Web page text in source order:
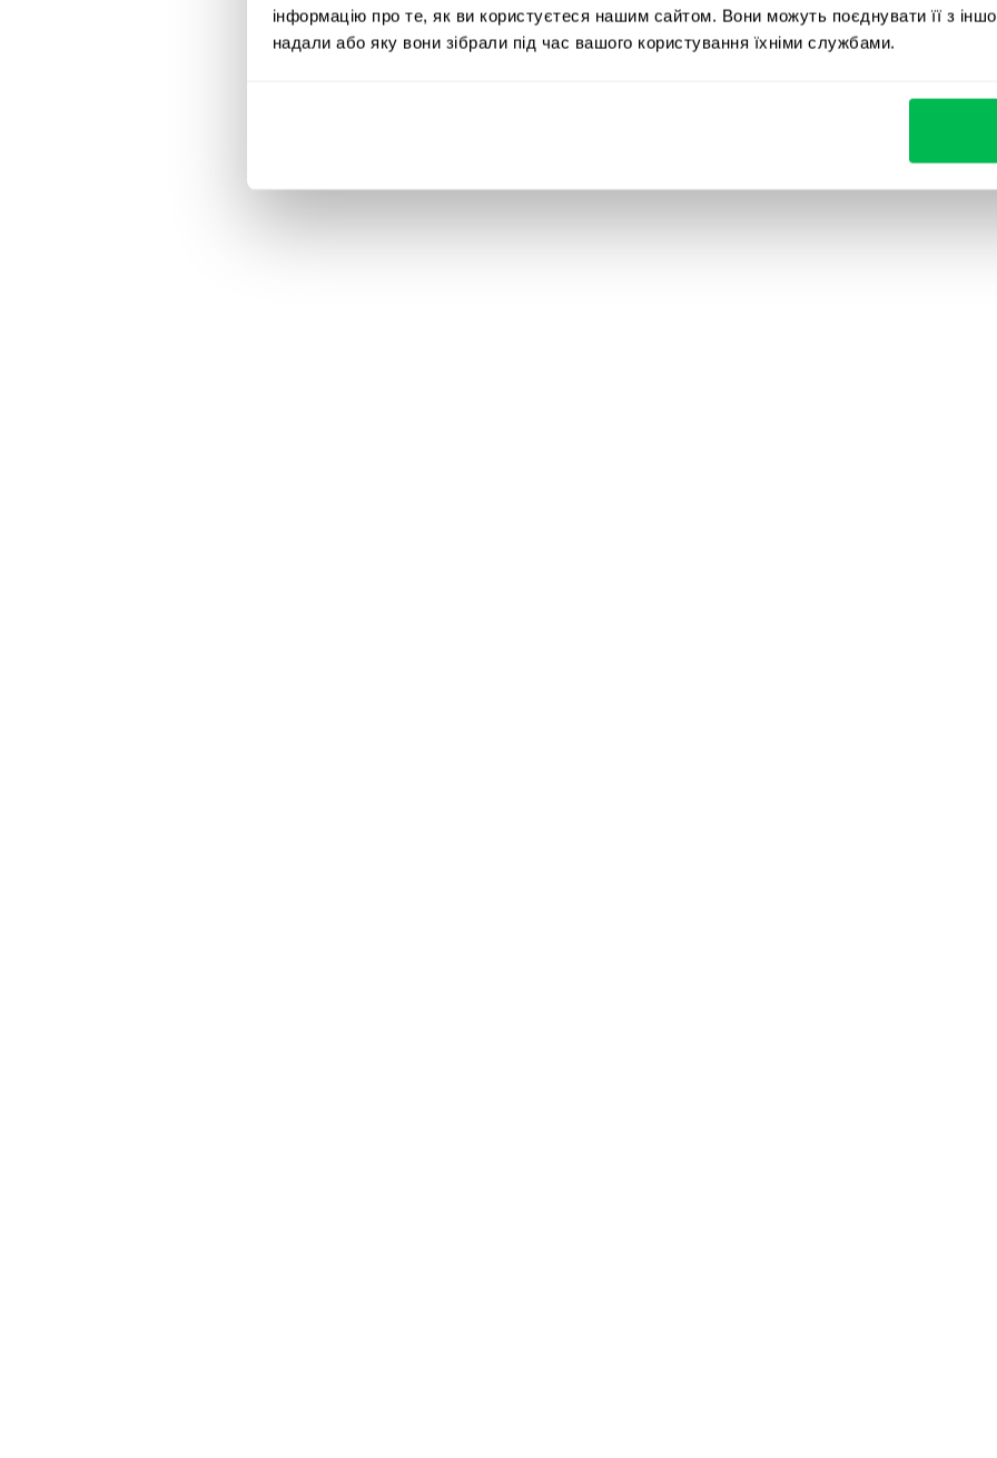
інформацію про те, як ви користуєтеся нашим сайтом. Вони можуть поєднувати її з
надали або яку вони зібрали під час вашого користування їхніми службами.
Від стартапів до корпорацій. PeopleForce спрощує щоденні та
створити систему, яку полюбить ваша команда.